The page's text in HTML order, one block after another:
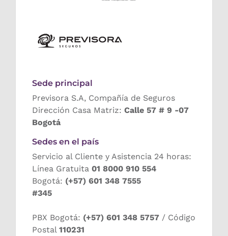
Sede principal
Previsora S.A, Compañía de Seguros
Dirección Casa Matriz: Calle 57 # 9 -07
Bogotá
Sedes en el país
Servicio al Cliente y Asistencia 24 horas:
Línea Gratuita 01 8000 910 554
Bogotá: (+57) 601 348 7555
#345
PBX Bogotá: (+57) 601 348 5757 / Código
Postal 110231